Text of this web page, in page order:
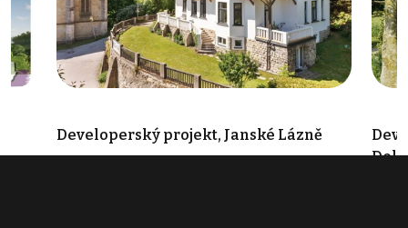
Developerský projekt, Janské Lázně